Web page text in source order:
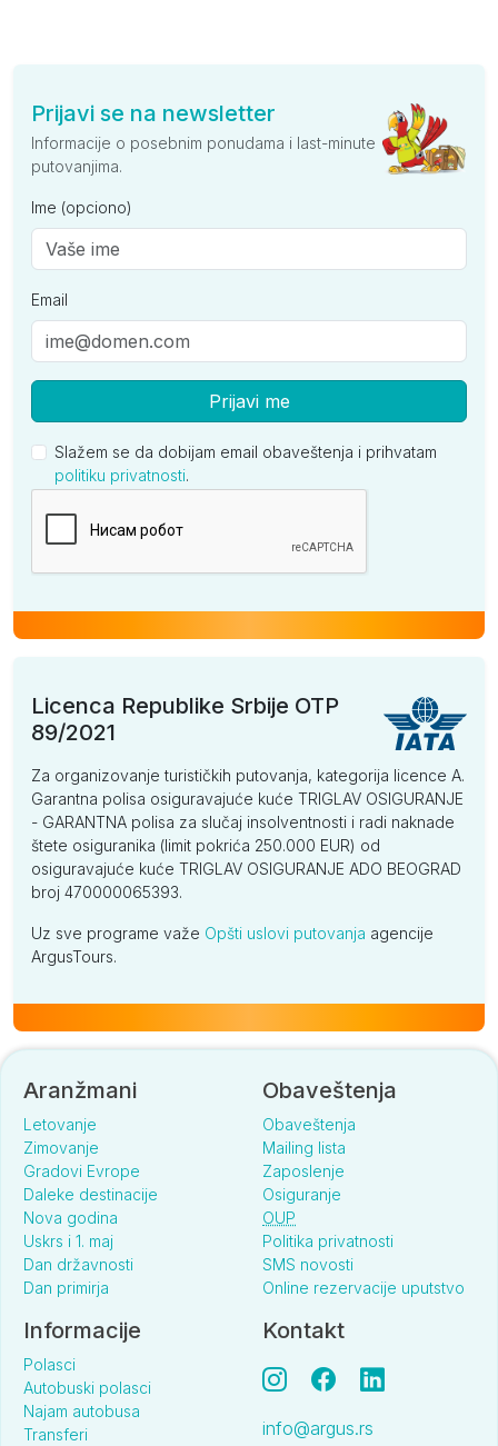
Prijavi se na newsletter
Informacije o posebnim ponudama i last-minute
putovanjima.
Ime (opciono)
Email
Prijavi me
Slažem se da dobijam email obaveštenja i prihvatam
politiku privatnosti.
Licenca Republike Srbije OTP
89/2021
Za organizovanje turističkih putovanja, kategorija licence A.
Garantna polisa osiguravajuće kuće TRIGLAV OSIGURANJE
- GARANTNA polisa za slučaj insolventnosti i radi naknade
štete osiguranika (limit pokrića 250.000 EUR) od
osiguravajuće kuće TRIGLAV OSIGURANJE ADO BEOGRAD
broj 470000065393.
Uz sve programe važe Opšti uslovi putovanja agencije
ArgusTours.
Aranžmani
Letovanje
Zimovanje
Gradovi Evrope
Daleke destinacije
Nova godina
Uskrs i 1. maj
Dan državnosti
Dan primirja
Obaveštenja
Obaveštenja
Mailing lista
Zaposlenje
Osiguranje
OUP
Politika privatnosti
SMS novosti
Online rezervacije uputstvo
Informacije
Polasci
Autobuski polasci
Najam autobusa
Transferi
Kontakt
info@argus.rs